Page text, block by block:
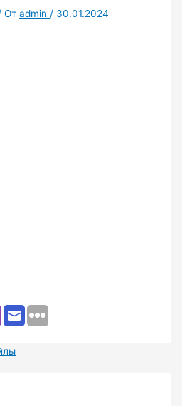
Отadmin / 30.01.2024